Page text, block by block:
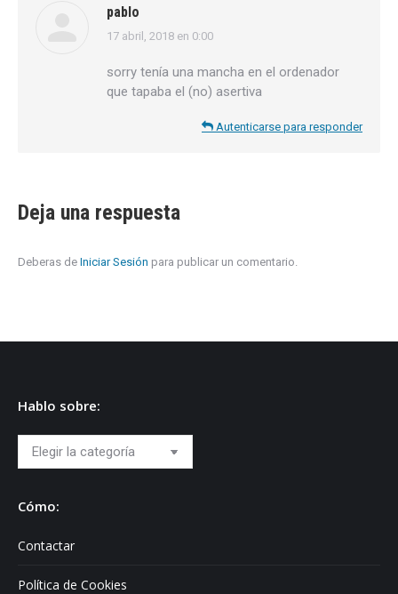
pablo
dice:
17 abril, 2018 en 0:00
sorry tenía una mancha en el ordenador
que tapaba el (no) asertiva
Autenticarse para responder
Deja una respuesta
Deberas de Iniciar Sesión para publicar un comentario.
Hablo sobre:
Hablo
sobre:
Cómo:
Contactar
Política de Cookies